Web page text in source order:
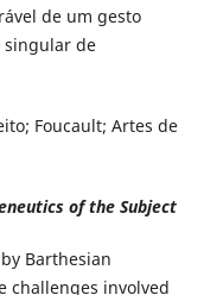
de um gesto
singular de
Foucault; Artes de
of the Subject
Barthesian
challenges involved